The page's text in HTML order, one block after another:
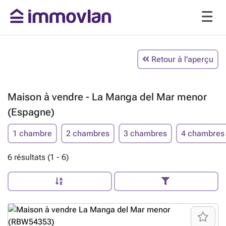
Retour à l'aperçu
Maison à vendre - La Manga del Mar menor
(Espagne)
1 chambre 2 chambres 3 chambres 4 chambres
6 résultats (1 - 6)